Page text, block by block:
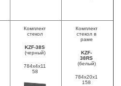
Комплект
стекол
KZF-38S
(черный)
784х4х11
58
Комплект
стекол в
раме
KZF-
38RS
(белый)
784х20х1
158